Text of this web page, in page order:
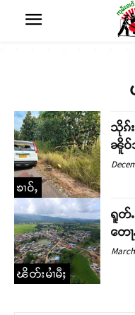
ၶၢဝ်ႇ
သိုၵ်
ၼိူဝ်
ၽိတ်းမၢႆမီႈ
ရူတ်ႉ
တေ